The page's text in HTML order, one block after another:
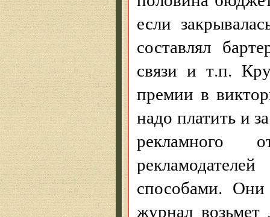
если
составлял
связи и т.п.
премии в
надо платить и
рекламного
способами.
журнал